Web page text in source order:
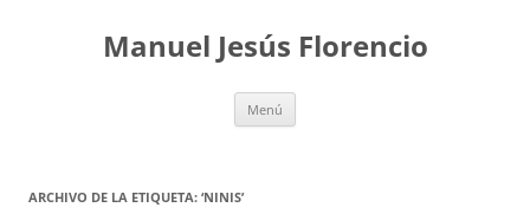
contenidoManuel Jesús Florencio
Menú
ARCHIVO DE LA ETIQUETA: ‘NINIS’